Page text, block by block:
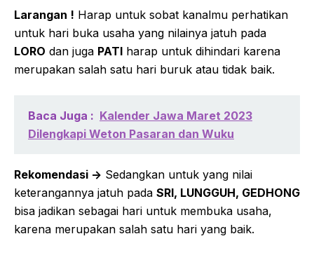
Larangan ! Harap untuk sobat kanalmu perhatikan
untuk hari buka usaha yang nilainya jatuh pada
LORO dan juga PATI harap untuk dihindari karena
merupakan salah satu hari buruk atau tidak baik.
Baca Juga : Kalender Jawa Maret 2023
Dilengkapi Weton Pasaran dan Wuku
Rekomendasi -> Sedangkan untuk yang nilai
keterangannya jatuh pada SRI, LUNGGUH, GEDHONG
bisa jadikan sebagai hari untuk membuka usaha,
karena merupakan salah satu hari yang baik.